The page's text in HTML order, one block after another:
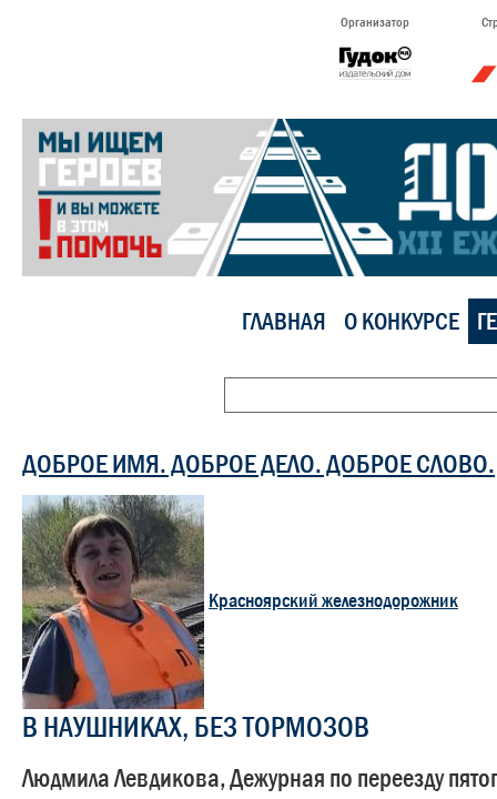
Организатор
ГЛАВНАЯ О КОНКУРСЕ
ДОБРОЕ ИМЯ. ДОБРОЕ ДЕЛО. ДОБРОЕ СЛОВО.
Красноярский железнодорожник
В НАУШНИКАХ, БЕЗ ТОРМОЗОВ
Людмила Левдикова, Дежурная по переезду